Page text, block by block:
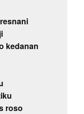
kedanan
roso